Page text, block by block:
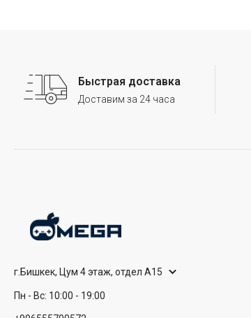
Быстрая доставка
Доставим за 24 часа
г.Бишкек, Цум 4 этаж, отдел А15
Пн - Вс: 10:00 - 19:00